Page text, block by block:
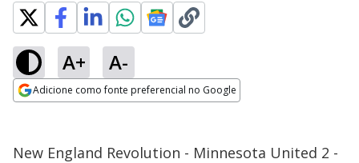
A+ A-
Adicione como fonte preferencial no Google
New England Revolution - Minnesota United 2 -